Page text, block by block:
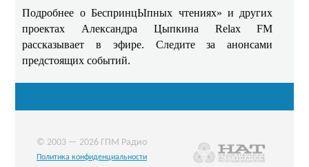
Подробнее о БеспринцЫпных чтениях» и других
проектах Александра Цыпкина Relax FM
рассказывает в эфире. Следите за анонсами
предстоящих событий.
© 2003 — 2026 ГПМ Радио
Политика конфиденциальности